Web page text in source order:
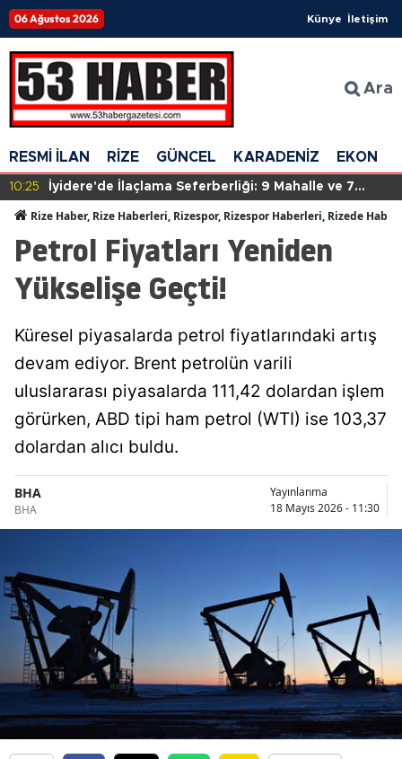
06 Ağustos 2026 Künye İletişim
Ara
RESMİ İLAN RİZE GÜNCEL KARADENİZ
10:25
İyidere'de İlaçlama Seferberliği: 9 Mahalle ve 7
Rize Haber, Rize Haberleri, Rizespor, Rizespor Haberleri, Rizede
Petrol Fiyatları Yeniden
Yükselişe Geçti!
Küresel piyasalarda petrol fiyatlarındaki artış
devam ediyor. Brent petrolün varili
uluslararası piyasalarda 111,42 dolardan işlem
görürken, ABD tipi ham petrol (WTI) ise 103,37
dolardan alıcı buldu.
BHA
BHA
Yayınlanma
18 Mayıs 2026 - 11:30